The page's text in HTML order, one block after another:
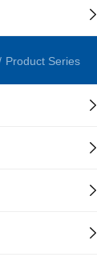
Product Series